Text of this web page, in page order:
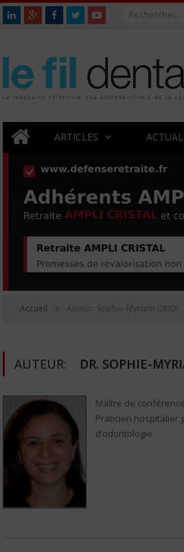
ARTICLES
Accueil » Auteur: Sophie-Myriam DRIDI
AUTEUR: DR. SOPHIE-
Maître de
Praticien hospitalier
d’odontologie